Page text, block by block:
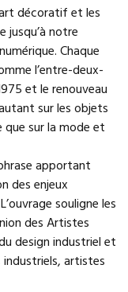
décoratif et les
jusqu’à notre
Chaque
l’entre-deux-
et le renouveau
sur les objets
sur la mode et
apportant
des enjeux
souligne les
des Artistes
design industriel et
artistes